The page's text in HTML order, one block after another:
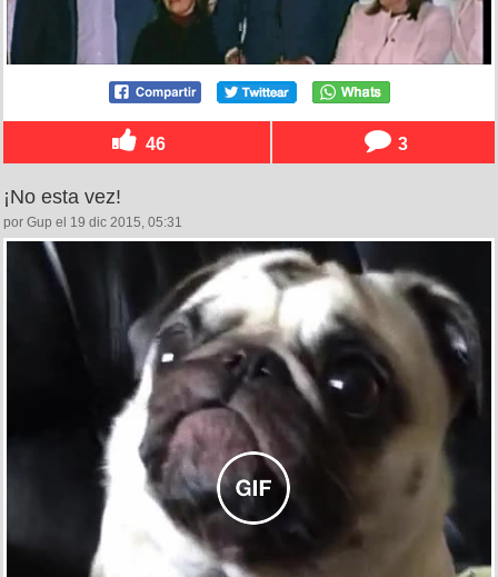
46 3
¡No esta vez!
por Gup el 19 dic 2015, 05:31